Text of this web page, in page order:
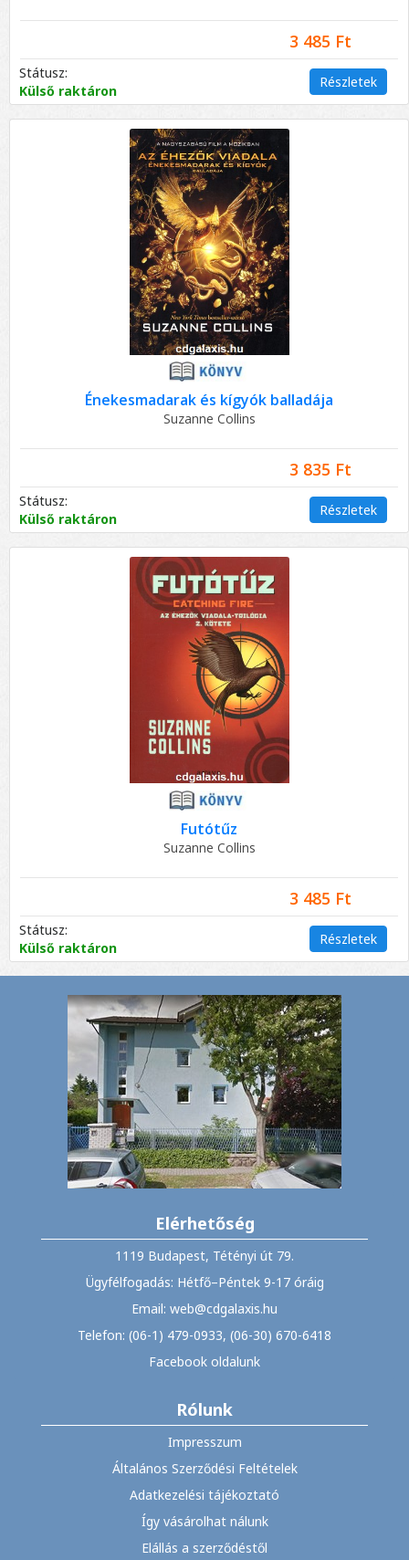
3 485 Ft
Státusz:
Külső raktáron
Részletek
Énekesmadarak és kígyók balladája
Suzanne Collins
3 835 Ft
Státusz:
Külső raktáron
Részletek
Futótűz
Suzanne Collins
3 485 Ft
Státusz:
Külső raktáron
Részletek
Elérhetőség
1119 Budapest, Tétényi út 79.
Ügyfélfogadás: Hétfő–Péntek 9-17 óráig
Email: web@cdgalaxis.hu
Telefon: (06-1) 479-0933, (06-30) 670-6418
Facebook oldalunk
Rólunk
Impresszum
Általános Szerződési Feltételek
Adatkezelési tájékoztató
Így vásárolhat nálunk
Elállás a szerződéstől